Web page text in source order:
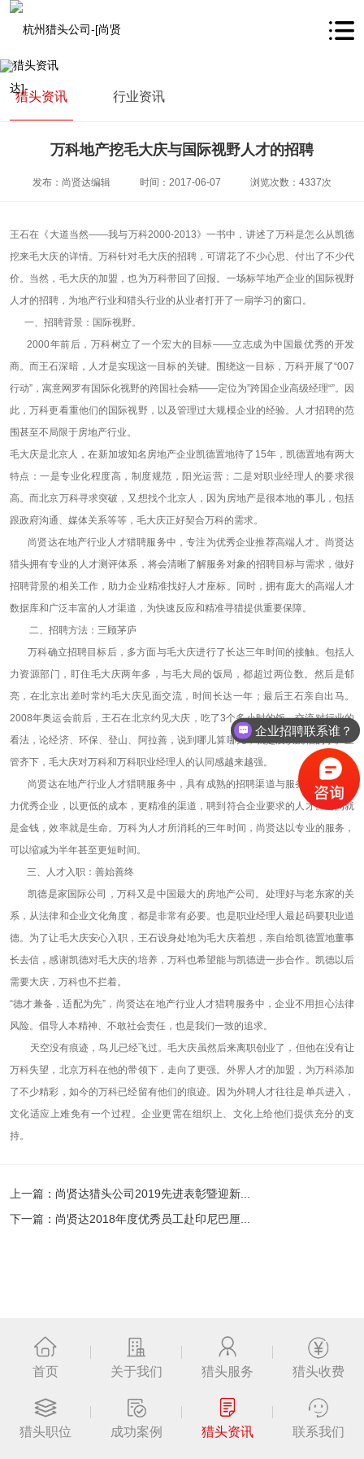
猎头资讯 行业资讯
万科地产挖毛大庆与国际视野人才的招聘
发布：尚贤达编辑 时间：2017-06-07 浏览次数：4337次
王石在《大道当然——我与万科2000-2013》一书中，讲述了万科是怎么从凯德
挖来毛大庆的详情。万科针对毛大庆的招聘，可谓花了不少心思、付出了不少代
价。当然，毛大庆的加盟，也为万科带回了回报。一场标竿地产企业的国际视野
人才的招聘，为地产行业和猎头行业的从业者打开了一扇学习的窗口。
一、招聘背景：国际视野。
2000年前后，万科树立了一个宏大的目标——立志成为中国最优秀的开发
商。而王石深暗，人才是实现这一目标的关键。围绕这一目标，万科开展了“007
行动”，寓意网罗有国际化视野的跨国社会精——定位为”跨国企业高级经理“”。因
此，万科更看重他们的国际视野，以及管理过大规模企业的经验。人才招聘的范
围甚至不局限于房地产行业。
毛大庆是北京人，在新加坡知名房地产企业凯德置地待了15年，凯德置地有两大
特点：一是专业化程度高，制度规范，阳光运营；二是对职业经理人的要求很
高。而北京万科寻求突破，又想找个北京人，因为房地产是很本地的事儿，包括
跟政府沟通、媒体关系等等，毛大庆正好契合万科的需求。
尚贤达在地产行业人才猎聘服务中，专注为优秀企业推荐高端人才。尚贤达
猎头拥有专业的人才测评体系，将会清晰了解服务对象的招聘目标与需求，做好
招聘背景的相关工作，助力企业精准找好人才座标。同时，拥有庞大的高端人才
数据库和广泛丰富的人才渠道，为快速反应和精准寻猎提供重要保障。
二、招聘方法：三顾茅庐
万科确立招聘目标后，多方面与毛大庆进行了长达三年时间的接触。包括人
力资源部门，盯住毛大庆两年多，与毛大局的饭局，都超过两位数。然后是郁
亮，在北京出差时常约毛大庆见面交流，时间长达一年；最后王石亲自出马。
2008年奥运会前后，王石在北京约见大庆，吃了3个多小时的饭，交流对行业的
看法，论经济、环保、登山、阿拉善，说到哪儿算哪儿，就是没谈跳槽的事。三
管齐下，毛大庆对万科和万科职业经理人的认同感越来越强。
尚贤达在地产行业人才猎聘服务中，具有成熟的招聘渠道与服务流程，将助
力优秀企业，以更低的成本，更精准的渠道，聘到符合企业要求的人才。时间就
是金钱，效率就是生命。万科为人才所消耗的三年时间，尚贤达以专业的服务，
可以缩减为半年甚至更短时间。
三、人才入职：善始善终
凯德是家国际公司，万科又是中国最大的房地产公司。处理好与老东家的关
系，从法律和企业文化角度，都是非常有必要。也是职业经理人最起码要职业道
德。为了让毛大庆安心入职，王石设身处地为毛大庆着想，亲自给凯德置地董事
长去信，感谢凯德对毛大庆的培养，万科也希望能与凯德进一步合作。凯德以后
需要大庆，万科也不拦着。
“德才兼备，适配为先”，尚贤达在地产行业人才猎聘服务中，企业不用担心法律
风险。倡导人本精神、不敢社会责任，也是我们一致的追求。
天空没有痕迹，鸟儿已经飞过。毛大庆虽然后来离职创业了，但他在没有让
万科失望，北京万科在他的带领下，走向了更强。外界人才的加盟，为万科添加
了不少精彩，如今的万科已经留有他们的痕迹。因为外聘人才往往是单兵进入，
文化适应上难免有一个过程。企业更需在组织上、文化上给他们提供充分的支
持。
上一篇： 尚贤达猎头公司2019先进表彰暨迎新...
下一篇： 尚贤达2018年度优秀员工赴印尼巴厘...
首页 关于我们 猎头服务 猎头收费
猎头职位 成功案例 猎头资讯 联系我们
企业招聘联系谁？